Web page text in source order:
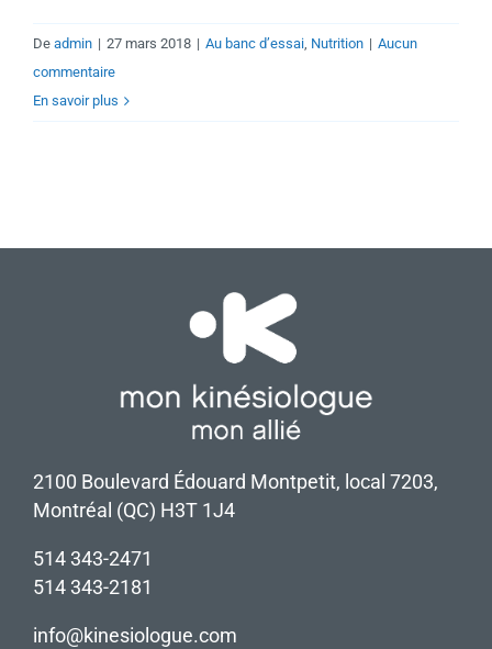
De admin | 27 mars 2018 | Au banc d’essai, Nutrition | Aucun
commentaire
En savoir plus
2100 Boulevard Édouard Montpetit, local 7203,
Montréal (QC) H3T 1J4
514 343-2471
514 343-2181
info@kinesiologue.com